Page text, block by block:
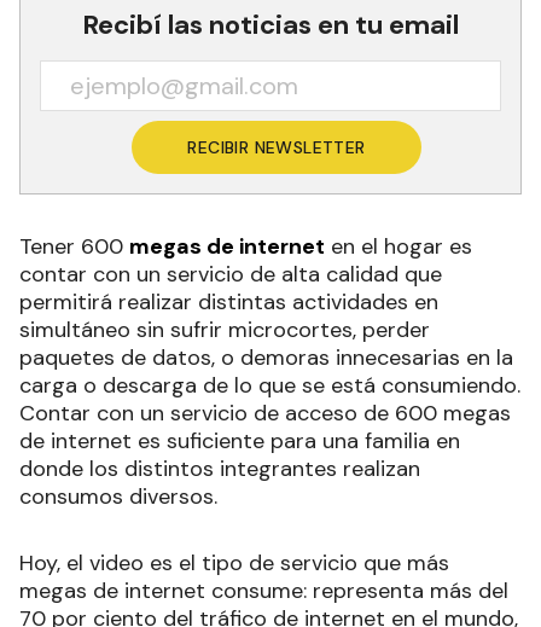
Recibí las noticias en tu email
RECIBIR NEWSLETTER
Tener 600 megas de internet en el hogar es
contar con un servicio de alta calidad que
permitirá realizar distintas actividades en
simultáneo sin sufrir microcortes, perder
paquetes de datos, o demoras innecesarias en la
carga o descarga de lo que se está consumiendo.
Contar con un servicio de acceso de 600 megas
de internet es suficiente para una familia en
donde los distintos integrantes realizan
consumos diversos.
Hoy, el video es el tipo de servicio que más
megas de internet consume: representa más del
70 por ciento del tráfico de internet en el mundo,